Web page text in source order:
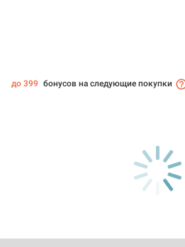
до 399 бонусов на следующие покупки